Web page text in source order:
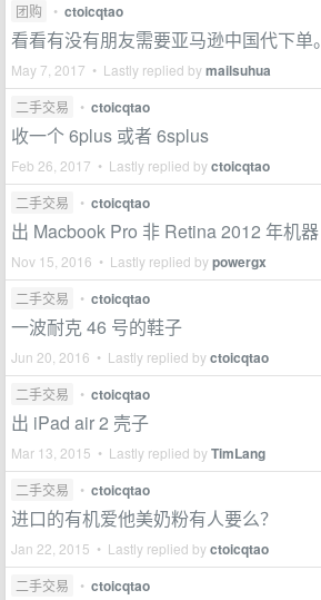
团购
• ctoicqtao
看看有没有朋友需要亚马逊中国代下单。
May 7, 2017 • Lastly replied bymailsuhua
二手交易 • ctoicqtao
收一个 6plus 或者 6splus
Feb 26, 2017 • Lastly replied byctoicqtao
二手交易 • ctoicqtao
出 Macbook Pro 非 Retina 2012 年机器
Nov 15, 2016 • Lastly replied bypowergx
二手交易 • ctoicqtao
一波耐克 46 号的鞋子
Jun 20, 2016 • Lastly replied byctoicqtao
二手交易 • ctoicqtao
出 iPad air 2 壳子
Mar 13, 2015 • Lastly replied byTimLang
二手交易 • ctoicqtao
进口的有机爱他美奶粉有人要么？
Jan 22, 2015 • Lastly replied byctoicqtao
二手交易 • ctoicqtao